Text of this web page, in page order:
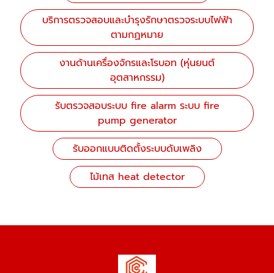
บริการตรวจสอบและบำรุงรักษาตรวจระบบไฟฟ้า
ตามกฏหมาย
งานด้านเครื่องจักรและโรบอท (หุ่นยนต์
อุตสาหกรรม)
รับตรวจสอบระบบ fire alarm ระบบ fire
pump generator
รับออกแบบติดตั้งระบบดับเพลิง
ไม้เทส heat detector